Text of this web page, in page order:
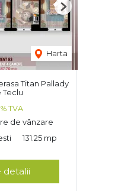
Harta
Next
Titan Pallady
TVA
de vânzare
131.25 mp
detalii